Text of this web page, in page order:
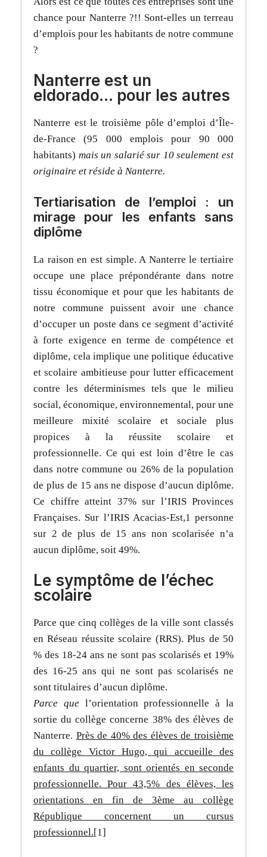
chance pour Nanterre ?!! Sont-elles un terreau
d’emplois pour les habitants de notre commune
?
Nanterre est un
eldorado… pour les autres
Nanterre est le troisième pôle d’emploi d’Île-
de-France (95 000 emplois pour 90 000
habitants) mais un salarié sur 10 seulement est
originaire et réside à Nanterre.
Tertiarisation de l’emploi : un
mirage pour les enfants sans
diplôme
La raison en est simple. A Nanterre le tertiaire
occupe une place prépondérante dans notre
tissu économique et pour que les habitants de
notre commune puissent avoir une chance
d’occuper un poste dans ce segment d’activité
à forte exigence en terme de compétence et
diplôme, cela implique une politique éducative
et scolaire ambitieuse pour lutter efficacement
contre les déterminismes tels que le milieu
social, économique, environnemental, pour une
meilleure mixité scolaire et sociale plus
propices à la réussite scolaire et
professionnelle. Ce qui est loin d’être le cas
dans notre commune ou 26% de la population
de plus de 15 ans ne dispose d’aucun diplôme.
Ce chiffre atteint 37% sur l’IRIS Provinces
Françaises. Sur l’IRIS Acacias-Est,1 personne
sur 2 de plus de 15 ans non scolarisée n’a
aucun diplôme, soit 49%.
Le symptôme de l’échec
scolaire
Parce que cinq collèges de la ville sont classés
en Réseau réussite scolaire (RRS). Plus de 50
% des 18-24 ans ne sont pas scolarisés et 19%
des 16-25 ans qui ne sont pas scolarisés ne
sont titulaires d’aucun diplôme.
Parce que l’orientation professionnelle à la
sortie du collège concerne 38% des élèves de
Nanterre. Près de 40% des élèves de troisième
du collège Victor Hugo, qui accueille des
enfants du quartier, sont orientés en seconde
professionnelle. Pour 43,5% des élèves, les
orientations en fin de 3ème au collège
République concernent un cursus
professionnel.[1]